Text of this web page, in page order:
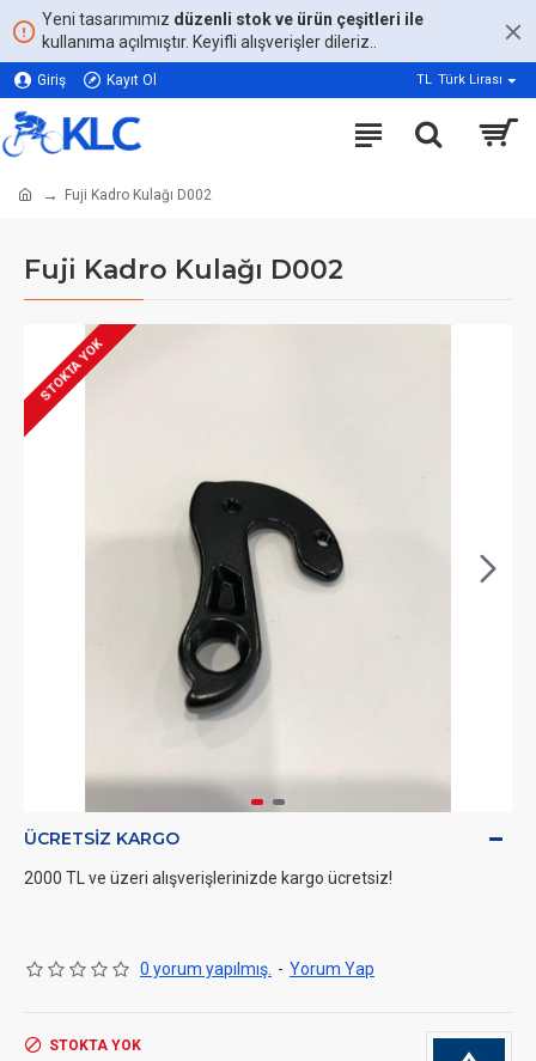
Yeni tasarımımız düzenli stok ve ürün çeşitleri ile
kullanıma açılmıştır. Keyifli alışverişler dileriz..
Giriş Kayıt Ol TL Türk Lirası
Fuji Kadro Kulağı D002
Fuji Kadro Kulağı D002
STOKTA YOK
ÜCRETSIZ KARGO
2000 TL ve üzeri alışverişlerinizde kargo ücretsiz!
0 yorum yapılmış. - Yorum Yap
STOKTA YOK